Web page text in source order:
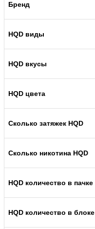
Бренд
HQD виды
HQD вкусы
HQD цвета
Сколько затяжек HQD
Сколько никотина HQD
HQD количество в пачке
HQD количество в блоке